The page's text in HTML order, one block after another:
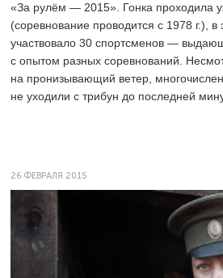
«За рулём — 2015». Гонка проходила
(соревнование проводится с 1978 г.), в
участвовало 30 спортсменов —
с опытом разных соревнований.
на пронизывающий ветер,
не уходили с трибун до последней
26 ФЕВРАЛЯ 2015